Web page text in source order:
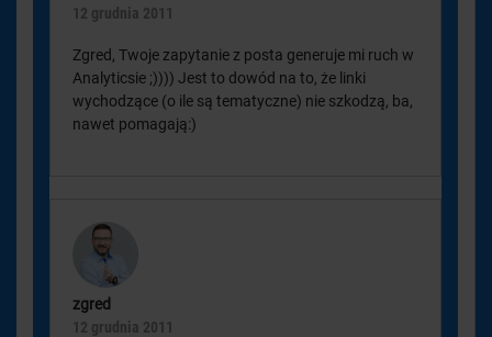
12 grudnia 2011
Zgred, Twoje zapytanie z posta generuje mi ruch w
Analyticsie ;)))) Jest to dowód na to, że linki
wychodzące (o ile są tematyczne) nie szkodzą, ba,
nawet pomagają:)
zgred
12 grudnia 2011